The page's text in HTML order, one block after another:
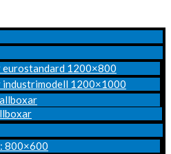
eurostandard 1200×800
industrimodell 1200×1000
800×600